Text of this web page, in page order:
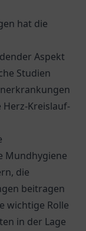
hat die
Aspekt
Studien
Kreislauf-
Mundhygiene
die
beitragen
wichtige Rolle
in der Lage